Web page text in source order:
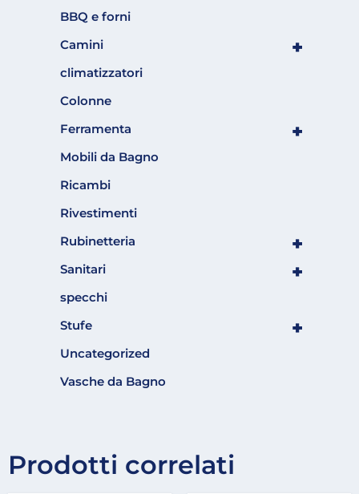
BBQ e forni
+
Camini
climatizzatori
Colonne
+
Ferramenta
Mobili da Bagno
Ricambi
Rivestimenti
+
Rubinetteria
+
Sanitari
specchi
+
Stufe
Uncategorized
Vasche da Bagno
Prodotti correlati